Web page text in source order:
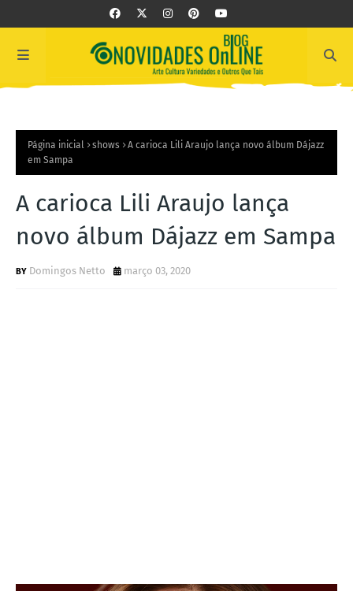
Página inicial shows
A carioca Lili Araujo lança novo álbum Dájazz
em Sampa
A carioca Lili Araujo lança
novo álbum Dájazz em Sampa
Domingos Netto março 03, 2020